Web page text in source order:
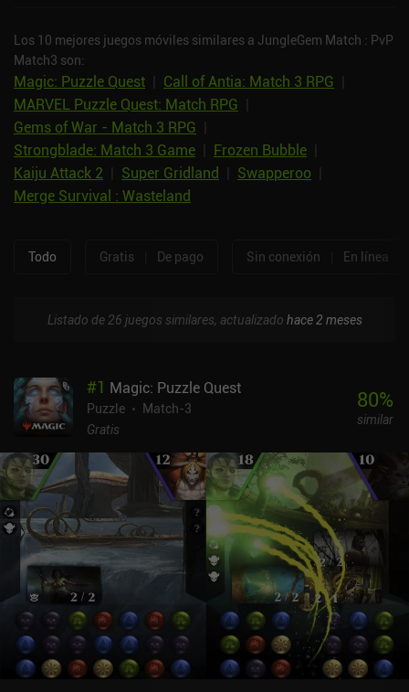
Los 10 mejores juegos móviles similares a JungleGem Match : PvP
Match3 son:
Magic: Puzzle Quest Call of Antia: Match 3 RPG
MARVEL Puzzle Quest: Match RPG
Gems of War - Match 3 RPG
Strongblade: Match 3 Game
Frozen Bubble
Kaiju Attack 2
Super Gridland Swapperoo
Merge Survival : Wasteland
Todo Gratis De pago Sin conexión En línea
Listado de 26 juegos similares, actualizado hace 2 meses
#1 Magic: Puzzle Quest
Puzzle
Match-3
Gratis
80%
similar